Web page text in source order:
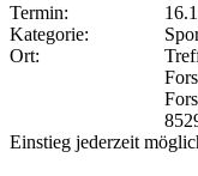
Termin:
Kategorie:
Ort:
Einstieg jederzeit